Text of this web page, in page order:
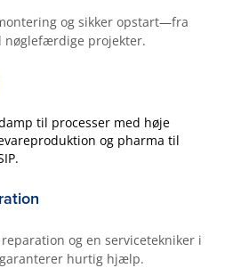
og sikker opstart—fra
nøglefærdige projekter.
til processer med høje
og pharma til
og en servicetekniker i
hurtig hjælp.